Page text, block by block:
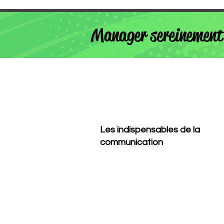
Manager sereinement
Les indispensables de la
communication